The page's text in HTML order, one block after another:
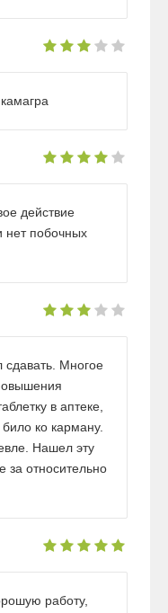
действие
нет побочных
сдавать. Многое
в аптеке,
ко карману.
Нашел эту
за относительно
работу,